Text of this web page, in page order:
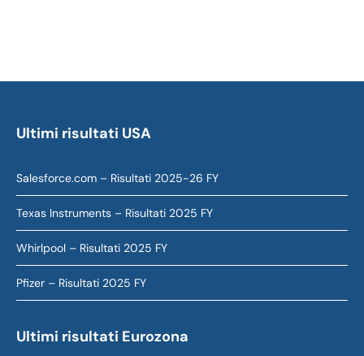
Ultimi risultati USA
Salesforce.com – Risultati 2025-26 FY
Texas Instruments – Risultati 2025 FY
Whirlpool – Risultati 2025 FY
Pfizer – Risultati 2025 FY
Ultimi risultati Eurozona